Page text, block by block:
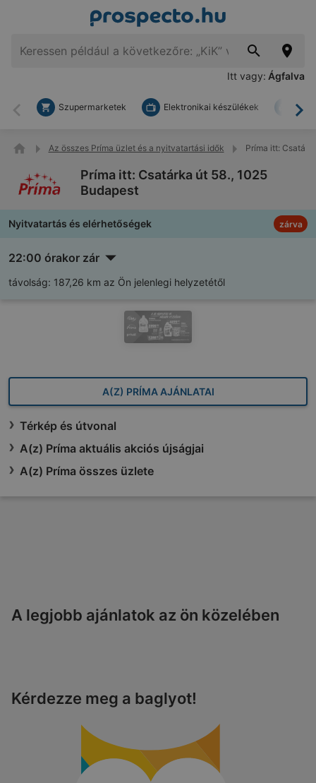
Itt vagy: Ágfalva
Vissza
Szupermarketek Elektronikai készülékek
Az összes Príma üzlet és a nyitvatartási idők Príma itt:
Príma itt: Csatárka út 58., 1025
Budapest
Nyitvatartás és elérhetőségek zárva
22:00 órakor zár
távolság: 187,26 km az Ön jelenlegi helyzetétől
A(Z) PRÍMA AJÁNLATAI
Térkép és útvonal
A(z) Príma aktuális akciós újságjai
A(z) Príma összes üzlete
A legjobb ajánlatok az ön közelében
Kérdezze meg a baglyot!